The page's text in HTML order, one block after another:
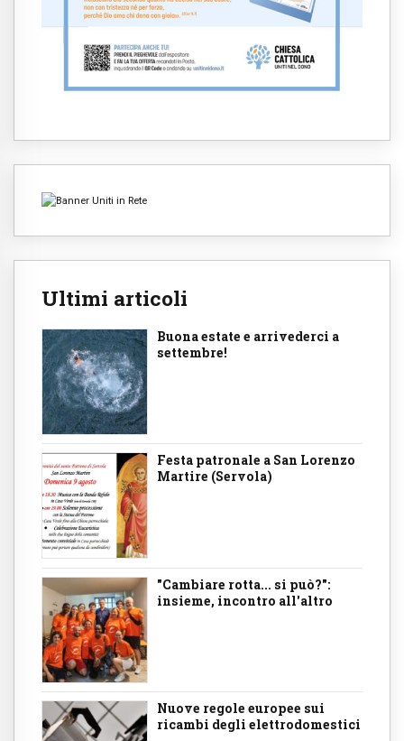
Ultimi articoli
Buona estate e arrivederci a
settembre!
Festa patronale a San Lorenzo
Martire (Servola)
"Cambiare rotta... si può?":
insieme, incontro all'altro
Nuove regole europee sui
ricambi degli elettrodomestici